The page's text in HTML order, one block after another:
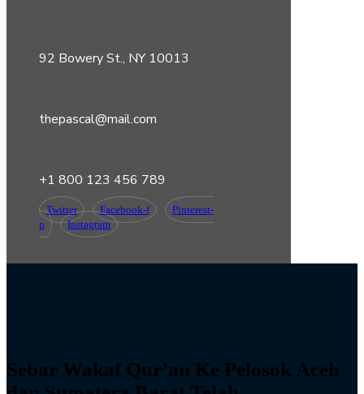
92 Bowery St., NY 10013
thepascal@mail.com
+1 800 123 456 789
Twitter Facebook-f
Pinterest-
p
Instagram
Sebar Wakaf Qur’an Ke Pelosok Aceh